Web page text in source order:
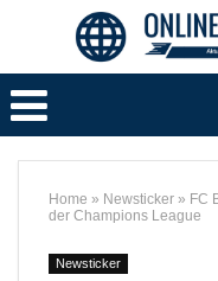
Home » Newsticker » FC
der Champions League
Newsticker